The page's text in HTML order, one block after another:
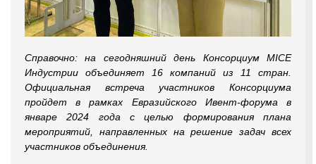
Справочно: на сегодняшний день Консорциум MICE
Индустрии объединяет 16 компаний из 11 стран.
Официальная встреча участников Консорциума
пройдет в рамках Евразийского Ивент-форума в
январе 2024 года с целью формирования плана
мероприятий, направленных на решение задач всех
участников объединения.